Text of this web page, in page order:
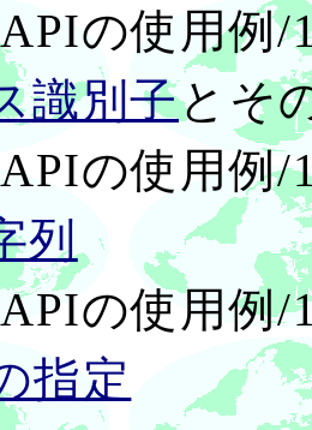
の使用例
識別子とそ
の使用例
列
の使用例
指定